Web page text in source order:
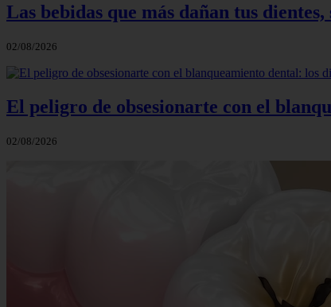
Las bebidas que más dañan tus dientes,
02/08/2026
El peligro de obsesionarte con el
02/08/2026